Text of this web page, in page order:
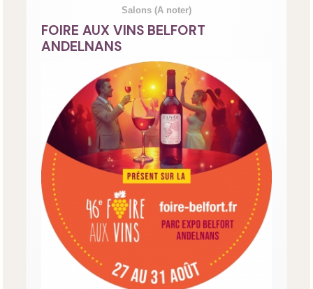
Salons (A noter)
FOIRE AUX VINS BELFORT
ANDELNANS